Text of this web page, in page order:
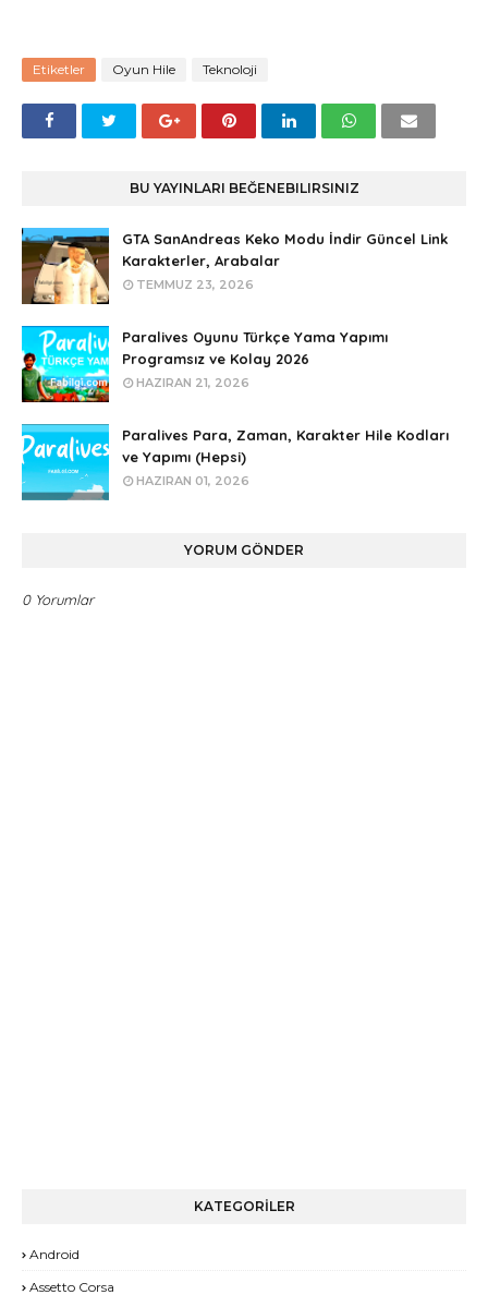
Etiketler Oyun Hile Teknoloji
BU YAYINLARI BEĞENEBILIRSINIZ
GTA SanAndreas Keko Modu İndir Güncel Link
Karakterler, Arabalar
TEMMUZ 23, 2026
Paralives Oyunu Türkçe Yama Yapımı
Programsız ve Kolay 2026
HAZIRAN 21, 2026
Paralives Para, Zaman, Karakter Hile Kodları
ve Yapımı (Hepsi)
HAZIRAN 01, 2026
YORUM GÖNDER
0 Yorumlar
KATEGORİLER
Android
Assetto Corsa